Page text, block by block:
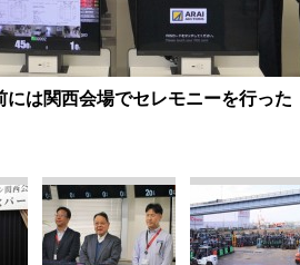
には関西会場でセレモニーを行った